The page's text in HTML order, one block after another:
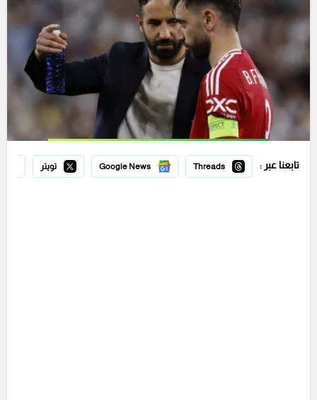
تابعنا عبر : Threads
Google News تويتر